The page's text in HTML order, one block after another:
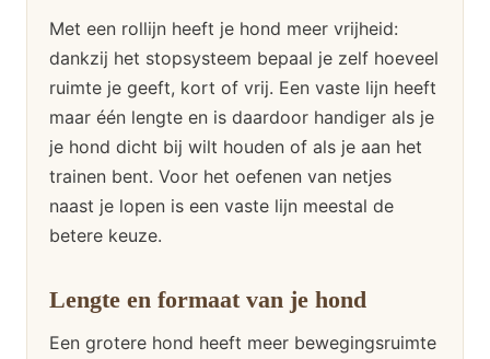
Met een rollijn heeft je hond meer vrijheid:
dankzij het stopsysteem bepaal je zelf hoeveel
ruimte je geeft, kort of vrij. Een vaste lijn heeft
maar één lengte en is daardoor handiger als je
je hond dicht bij wilt houden of als je aan het
trainen bent. Voor het oefenen van netjes
naast je lopen is een vaste lijn meestal de
betere keuze.
Lengte en formaat van je hond
Een grotere hond heeft meer bewegingsruimte